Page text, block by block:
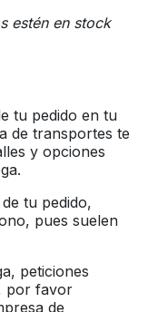
estén en stock
tu pedido en tu
de transportes te
y opciones
tu pedido,
pues suelen
peticiones
por favor
de